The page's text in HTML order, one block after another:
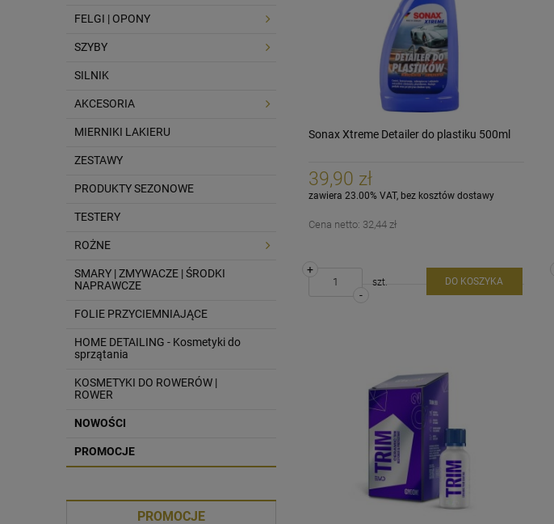
FELGI | OPONY
SZYBY
SILNIK
AKCESORIA
MIERNIKI LAKIERU
ZESTAWY
PRODUKTY SEZONOWE
TESTERY
ROŻNE
SMARY | ZMYWACZE | ŚRODKI
NAPRAWCZE
FOLIE PRZYCIEMNIAJĄCE
HOME DETAILING - Kosmetyki do
sprzątania
KOSMETYKI DO ROWERÓW |
ROWER
NOWOŚCI
PROMOCJE
PROMOCJE
Sonax Xtreme Detailer do plastiku 500ml
39,90 zł
zawiera 23.00% VAT, bez kosztów dostawy
Cena netto: 32,44 zł
-
+
szt. DO KOSZYKA